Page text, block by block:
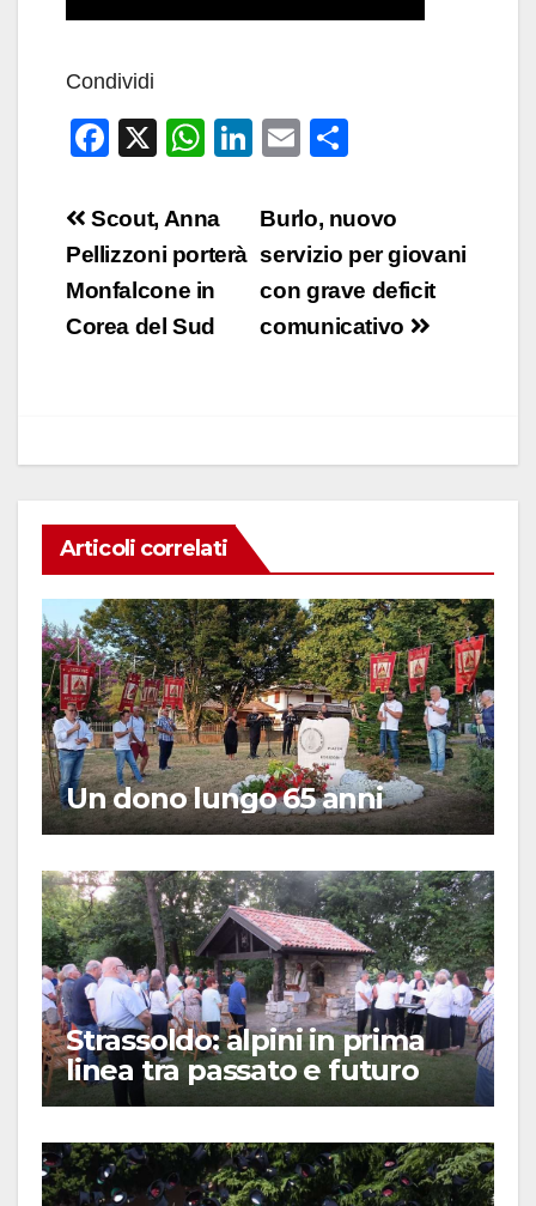
Condividi
F
c
e
b
o
X
W
at
s
A
p
Li
k
e
dI
n
E
ail n
di
vi
di
Navigazione
articoli
Burlo, nuovo
servizio per giovani
con grave deficit
comunicativo
Scout, Anna
Pellizzoni porterà
Monfalcone in
Corea del Sud
Articoli correlati
Un dono lungo 65 anni
Strassoldo: alpini in prima
linea tra passato e futuro